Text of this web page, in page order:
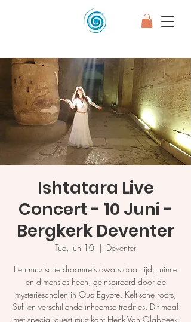
Ishtatara Live
Concert - 10 Juni -
Bergkerk Deventer
Tue, Jun 10
  |
Deventer
Een muzische droomreis dwars door tijd, ruimte
en dimensies heen, geïnspireerd door de
mysteriescholen in Oud-Egypte, Keltische roots,
Sufi en verschillende inheemse tradities. Dit maal
met special guest muzikant Henk Van Glabbeek